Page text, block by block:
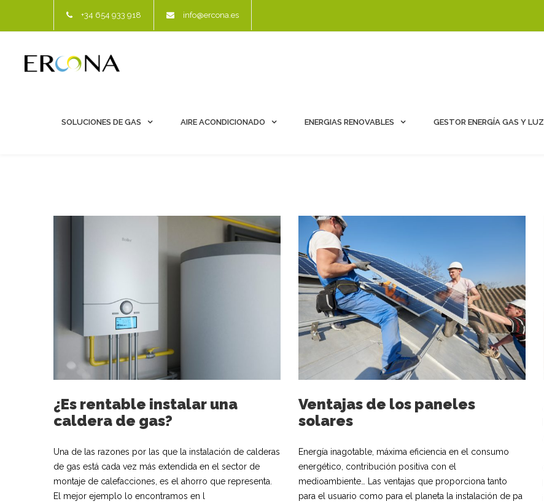
+34 654 933 918 info@ercona.es
SOLUCIONES DE GAS AIRE ACONDICIONADO ENERGIAS RENOVABLES GESTOR ENERGÍA GAS Y LUZ
¿Es rentable instalar una
caldera de gas?
Una de las razones por las que la instalación de calderas
de gas está cada vez más extendida en el sector de
montaje de calefacciones, es el ahorro que representa.
El mejor ejemplo lo encontramos en l
Ventajas de los paneles
solares
Energía inagotable, máxima eficiencia en el consumo
energético, contribución positiva con el
medioambiente… Las ventajas que proporciona tanto
para el usuario como para el planeta la instalación de pa